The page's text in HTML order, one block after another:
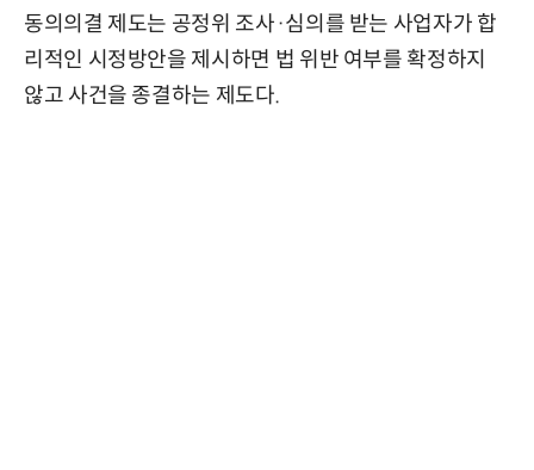
동의의결 제도는 공정위 조사·심의를 받는 사업자가 합
리적인 시정방안을 제시하면 법 위반 여부를 확정하지
않고 사건을 종결하는 제도다.